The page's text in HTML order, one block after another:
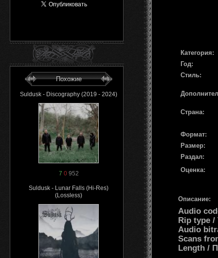
Похожие
Suldusk - Discography (2019 - 2024)
7 0952
Suldusk - Lunar Falls (Hi-Res)
(Lossless)
Категория:
Год:
Стиль:
Страна:
Формат:
Размер:
Раздал:
Оценка:
Описание:
Audio
Rip type
Audio
Scans
Length /